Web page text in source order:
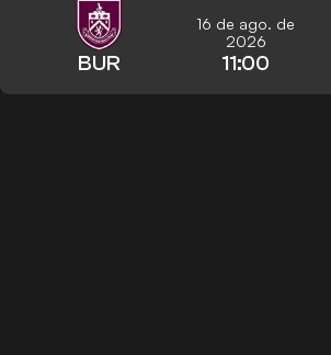
BUR
16 de ago. de
2026
11:00